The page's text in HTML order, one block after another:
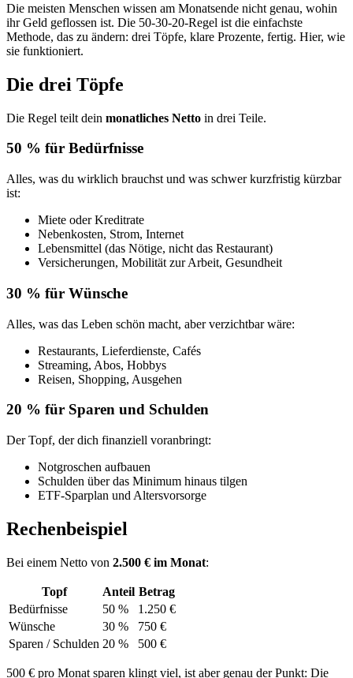
Die meisten Menschen wissen am Monatsende nicht genau, wohin
ihr Geld geflossen ist. Die 50-30-20-Regel ist die einfachste
Methode, das zu ändern: drei Töpfe, klare Prozente, fertig. Hier, wie
sie funktioniert.
Die drei Töpfe
Die Regel teilt dein monatliches Netto in drei Teile.
50 % für Bedürfnisse
Alles, was du wirklich brauchst und was schwer kurzfristig kürzbar
ist:
Miete oder Kreditrate
Nebenkosten, Strom, Internet
Lebensmittel (das Nötige, nicht das Restaurant)
Versicherungen, Mobilität zur Arbeit, Gesundheit
30 % für Wünsche
Alles, was das Leben schön macht, aber verzichtbar wäre:
Restaurants, Lieferdienste, Cafés
Streaming, Abos, Hobbys
Reisen, Shopping, Ausgehen
20 % für Sparen und Schulden
Der Topf, der dich finanziell voranbringt:
Notgroschen aufbauen
Schulden über das Minimum hinaus tilgen
ETF-Sparplan und Altersvorsorge
Rechenbeispiel
Bei einem Netto von 2.500 € im Monat:
Topf Anteil Betrag
Bedürfnisse
50 %
1.250 €
Wünsche
30 %
750 €
Sparen / Schulden 20 % 500 €
500 € pro Monat sparen klingt viel, ist aber genau der Punkt: Die